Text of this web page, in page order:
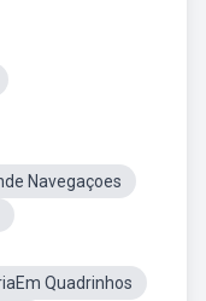
Navegaçoes
Quadrinhos